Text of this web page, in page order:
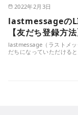
2022年2月3日
lastmessageの
【友だち登録方
lastmessage（ラストメ
だちになっていただけると